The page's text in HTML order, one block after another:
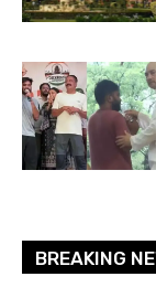
BREAKING